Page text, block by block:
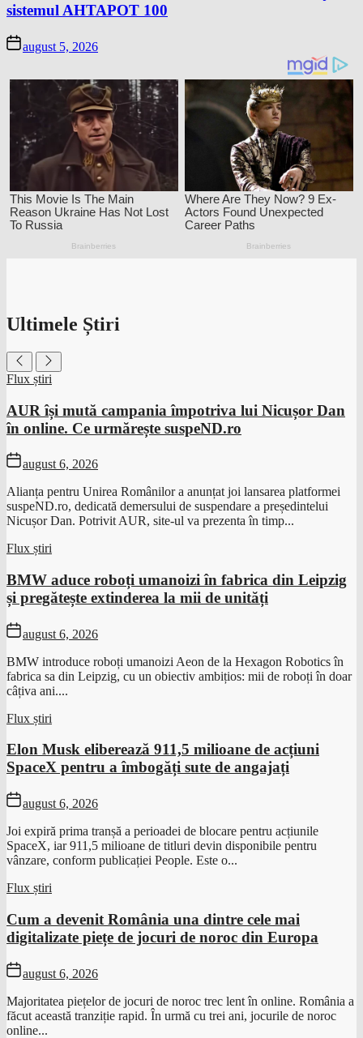
sistemul AHTAPOT 100
august 5, 2026
Ultimele Știri
Flux știri
AUR își mută campania împotriva lui Nicușor Dan
în online. Ce urmărește suspeND.ro
august 6, 2026
Alianța pentru Unirea Românilor a anunțat joi lansarea platformei
suspeND.ro, dedicată demersului de suspendare a președintelui
Nicușor Dan. Potrivit AUR, site-ul va prezenta în timp...
Flux știri
BMW aduce roboți umanoizi în fabrica din Leipzig
și pregătește extinderea la mii de unități
august 6, 2026
BMW introduce roboți umanoizi Aeon de la Hexagon Robotics în
fabrica sa din Leipzig, cu un obiectiv ambițios: mii de roboți în doar
câțiva ani....
Flux știri
Elon Musk eliberează 911,5 milioane de acțiuni
SpaceX pentru a îmbogăți sute de angajați
august 6, 2026
Joi expiră prima tranșă a perioadei de blocare pentru acțiunile
SpaceX, iar 911,5 milioane de titluri devin disponibile pentru
vânzare, conform publicației People. Este o...
Flux știri
Cum a devenit România una dintre cele mai
digitalizate piețe de jocuri de noroc din Europa
august 6, 2026
Majoritatea piețelor de jocuri de noroc trec lent în online. România a
făcut această tranziție rapid. În urmă cu trei ani, jocurile de noroc
online...